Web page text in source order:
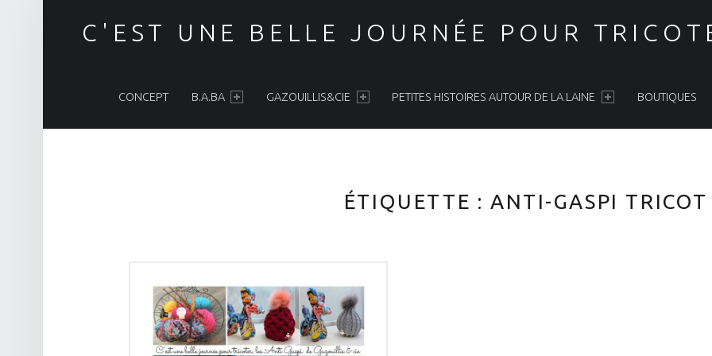
C'EST UNE BELLE JOURNÉE POUR
CONCEPT B.A.BA GAZOUILLIS&CIE PETITES HISTOIRES AUTOUR DE LA LAINE BOUTIQUES
ÉTIQUETTE : ANTI-GASPI TRICOT